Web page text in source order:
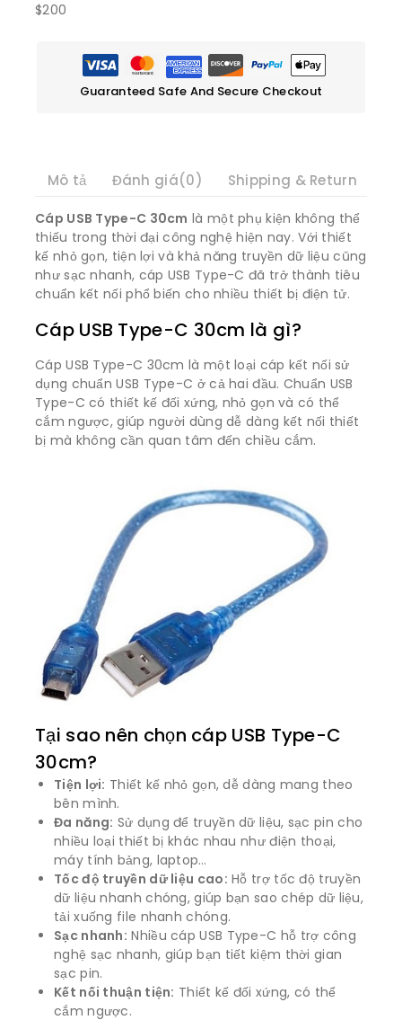
$200
Guaranteed Safe And Secure Checkout
Mô tả Đánh giá(0) Shipping & Return
Cáp USB Type-C 30cm là một phụ kiện không thể
thiếu trong thời đại công nghệ hiện nay. Với thiết
kế nhỏ gọn, tiện lợi và khả năng truyền dữ liệu cũng
như sạc nhanh, cáp USB Type-C đã trở thành tiêu
chuẩn kết nối phổ biến cho nhiều thiết bị điện tử.
Cáp USB Type-C 30cm là gì?
Cáp USB Type-C 30cm là một loại cáp kết nối sử
dụng chuẩn USB Type-C ở cả hai đầu. Chuẩn USB
Type-C có thiết kế đối xứng, nhỏ gọn và có thể
cắm ngược, giúp người dùng dễ dàng kết nối thiết
bị mà không cần quan tâm đến chiều cắm.
Tại sao nên chọn cáp USB Type-C
30cm?
Tiện lợi: Thiết kế nhỏ gọn, dễ dàng mang theo
bên mình.
Đa năng: Sử dụng để truyền dữ liệu, sạc pin cho
nhiều loại thiết bị khác nhau như điện thoại,
máy tính bảng, laptop…
Tốc độ truyền dữ liệu cao: Hỗ trợ tốc độ truyền
dữ liệu nhanh chóng, giúp bạn sao chép dữ liệu,
tải xuống file nhanh chóng.
Sạc nhanh: Nhiều cáp USB Type-C hỗ trợ công
nghệ sạc nhanh, giúp bạn tiết kiệm thời gian
sạc pin.
Kết nối thuận tiện: Thiết kế đối xứng, có thể
cắm ngược.